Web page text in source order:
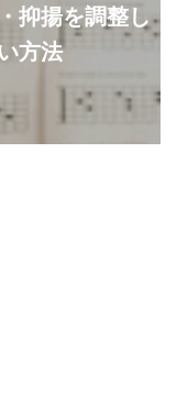
抑揚を調整し
方法